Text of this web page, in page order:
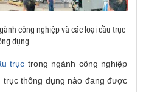
công nghiệp và các loại cầu trục
dụng
trục trong ngành công nghiệp
thông dụng nào đang được